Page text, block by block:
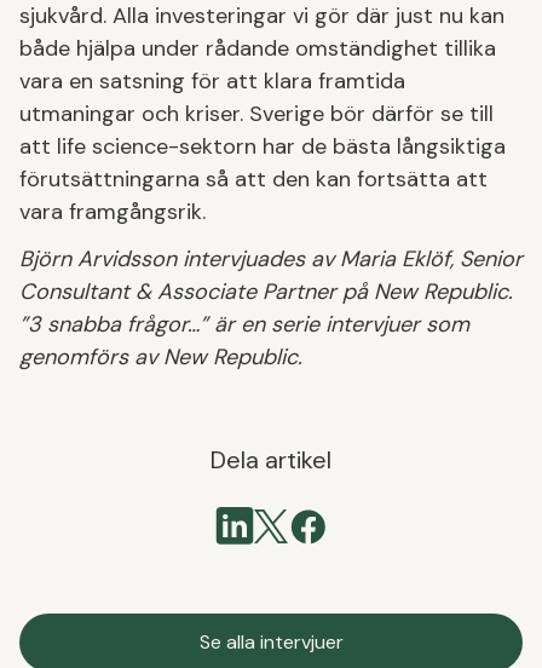
sjukvård. Alla investeringar vi gör där just nu kan
både hjälpa under rådande omständighet tillika
vara en satsning för att klara framtida
utmaningar och kriser. Sverige bör därför se till
att life science-sektorn har de bästa långsiktiga
förutsättningarna så att den kan fortsätta att
vara framgångsrik.
Björn Arvidsson intervjuades av Maria Eklöf, Senior
Consultant & Associate Partner på New Republic.
”3 snabba frågor…” är en serie intervjuer som
genomförs av New Republic.
Dela artikel
Se alla intervjuer